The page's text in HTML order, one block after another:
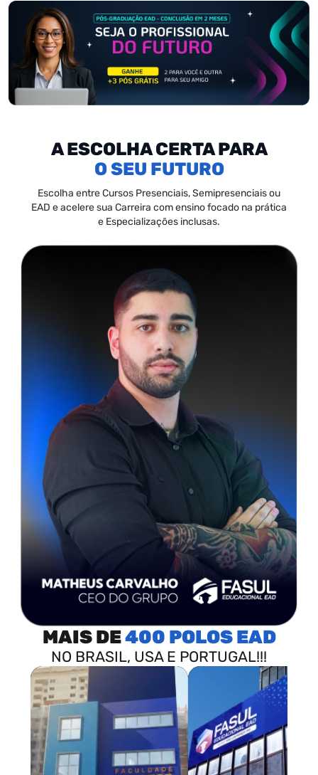
A ESCOLHA CERTA PARA
SEU FUTURO
Escolha entre Cursos Presenciais, Semipresenciais ou
EAD e acelere sua Carreira com ensino focado na prática
e Especializações inclusas.
MAIS DE400 POLOS
NO BRASIL, USA E PORTUGAL!!!